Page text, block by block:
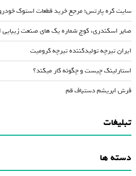
سایت کره پارتس؛ مرجع خرید قطعات استوک
صابر اسکندری، کوچ شماره یک های صنعت
ایران تیرچه تولیدکننده تیرچه کرومیت
استارلینک چیست و چگونه کار میکند؟
فرش ابریشم دستباف قم
تبلیغات
دسته ها